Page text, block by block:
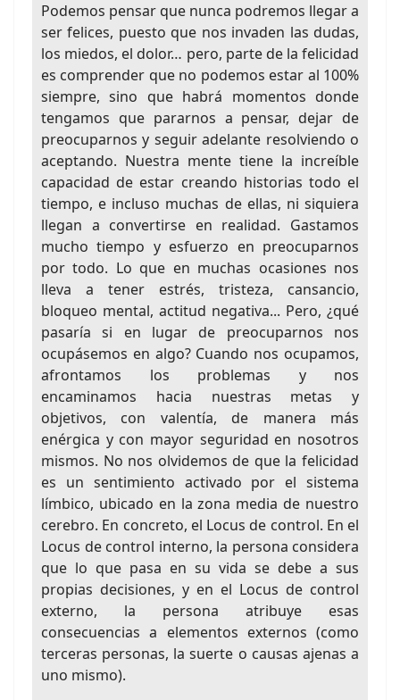
Podemos pensar que nunca podremos llegar a
ser felices, puesto que nos invaden las dudas,
los miedos, el dolor… pero, parte de la felicidad
es comprender que no podemos estar al 100%
siempre, sino que habrá momentos donde
tengamos que pararnos a pensar, dejar de
preocuparnos y seguir adelante resolviendo o
aceptando. Nuestra mente tiene la increíble
capacidad de estar creando historias todo el
tiempo, e incluso muchas de ellas, ni siquiera
llegan a convertirse en realidad. Gastamos
mucho tiempo y esfuerzo en preocuparnos
por todo. Lo que en muchas ocasiones nos
lleva a tener estrés, tristeza, cansancio,
bloqueo mental, actitud negativa... Pero, ¿qué
pasaría si en lugar de preocuparnos nos
ocupásemos en algo? Cuando nos ocupamos,
afrontamos los problemas y nos
encaminamos hacia nuestras metas y
objetivos, con valentía, de manera más
enérgica y con mayor seguridad en nosotros
mismos. No nos olvidemos de que la felicidad
es un sentimiento activado por el sistema
límbico, ubicado en la zona media de nuestro
cerebro. En concreto, el Locus de control. En el
Locus de control interno, la persona considera
que lo que pasa en su vida se debe a sus
propias decisiones, y en el Locus de control
externo, la persona atribuye esas
consecuencias a elementos externos (como
terceras personas, la suerte o causas ajenas a
uno mismo).